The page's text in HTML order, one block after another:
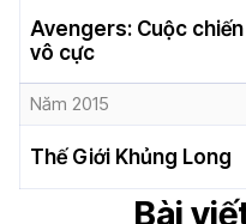
Avengers: Cuộc chiến
vô cực
Năm 2015
Thế Giới Khủng Long
Bài